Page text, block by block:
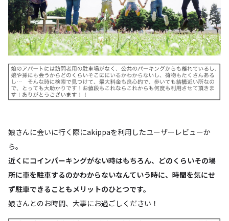
娘さんに会いに行く際にakippaを利用したユーザーレビューか
ら。
近くにコインパーキングがない時はもちろん、どのくらいその場
所に車を駐車するのかわからないなんていう時に、時間を気にせ
ず駐車できることもメリットのひとつです。
娘さんとのお時間、大事にお過ごしください！